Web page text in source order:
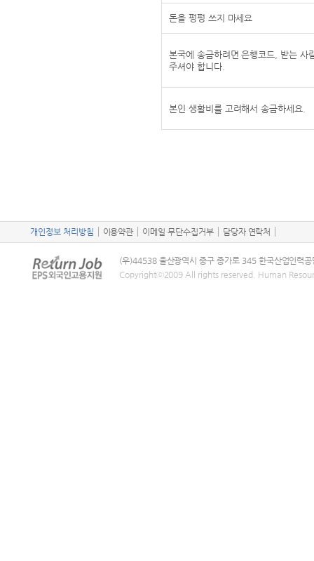
돈을 펑펑 쓰지 마세요
본국에 송금하려면 은행코드, 받는 사
주셔야 합니다.
본인 생활비를 고려해서 송금하세요.
개인정보 처리방침 이용약관 이메일 무단수집거부 담당자 연락처
(우)44538 울산광역시 중구 종가로 345 한국산업인력공
Copyrightⓒ2009 All rights reserved. Human